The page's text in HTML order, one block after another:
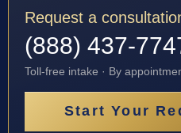
Request a
(888) 437-
Toll-free intake · By
Start Your